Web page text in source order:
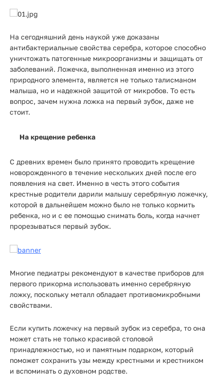
На сегодняшний день наукой уже доказаны
антибактериальные свойства серебра, которое способно
уничтожать патогенные микроорганизмы и защищать от
заболеваний. Ложечка, выполненная именно из этого
природного элемента, является не только талисманом
малыша, но и надежной защитой от микробов. То есть
вопрос, зачем нужна ложка на первый зубок, даже не
стоит.
На крещение ребенка
С древних времен было принято проводить крещение
новорожденного в течение нескольких дней после его
появления на свет. Именно в честь этого события
крестные родители дарили малышу серебряную ложечку,
которой в дальнейшем можно было не только кормить
ребенка, но и с ее помощью снимать боль, когда начнет
прорезываться первый зубок.
Многие педиатры рекомендуют в качестве приборов для
первого прикорма использовать именно серебряную
ложку, поскольку металл обладает противомикробными
свойствами.
Если купить ложечку на первый зубок из серебра, то она
может стать не только красивой столовой
принадлежностью, но и памятным подарком, который
поможет сохранить узы между крестными и крестником
и вспоминать о духовном родстве.